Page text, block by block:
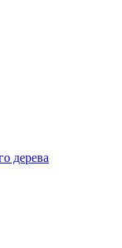
дерева